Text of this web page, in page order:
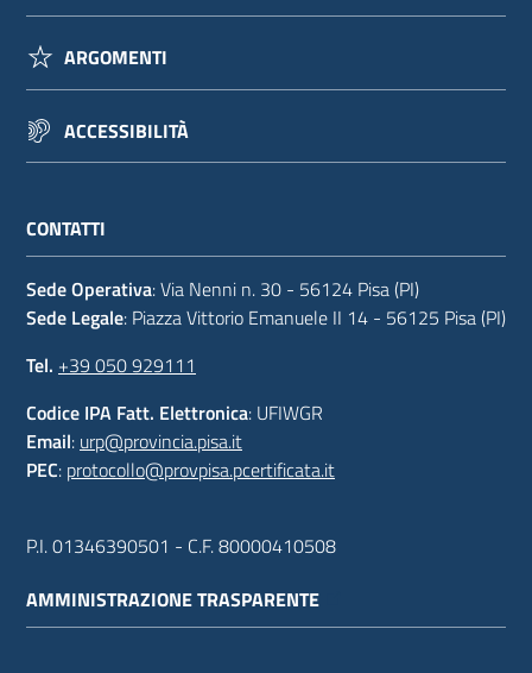
ARGOMENTI
ACCESSIBILITÀ
CONTATTI
Sede Operativa: Via Nenni n. 30 - 56124 Pisa (PI)
Sede Legale: Piazza Vittorio Emanuele II 14 - 56125 Pisa (PI)
Tel. +39 050 929111
Codice IPA Fatt. Elettronica: UFIWGR
Email: urp@provincia.pisa.it
PEC: protocollo@provpisa.pcertificata.it
P.I. 01346390501 - C.F. 80000410508
AMMINISTRAZIONE TRASPARENTE